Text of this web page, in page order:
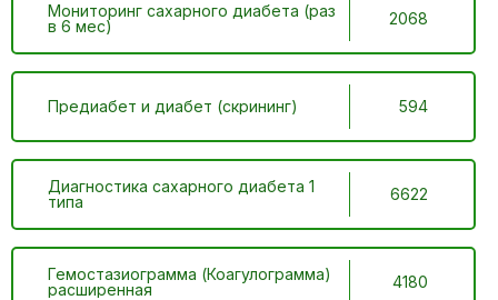
Мониторинг сахарного диабета (раз
в 6 мес)
2068
Предиабет и диабет (скрининг) 594
Диагностика сахарного диабета 1
типа
6622
Гемостазиограмма (Коагулограмма)
расширенная
4180